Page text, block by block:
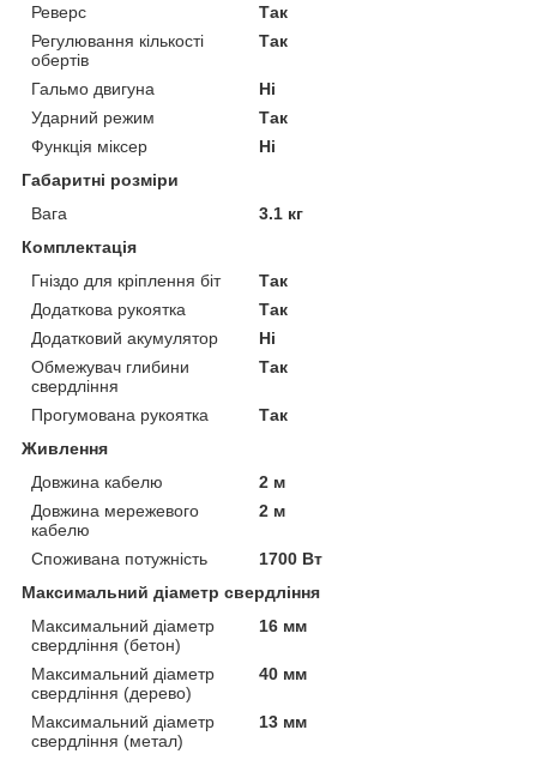
Реверс
Так
Регулювання кількості
обертів
Так
Гальмо двигуна
Ні
Ударний режим
Так
Функція міксер
Ні
Габаритні розміри
Вага
3.1 кг
Комплектація
Гніздо для кріплення біт
Так
Додаткова рукоятка
Так
Додатковий акумулятор
Ні
Обмежувач глибини
свердління
Так
Прогумована рукоятка
Так
Живлення
Довжина кабелю
2 м
Довжина мережевого
кабелю
2 м
Споживана потужність
1700 Вт
Максимальний діаметр свердління
Максимальний діаметр
свердління (бетон)
16 мм
Максимальний діаметр
свердління (дерево)
40 мм
Максимальний діаметр
свердління (метал)
13 мм